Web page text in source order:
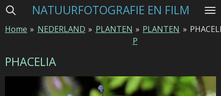
Ga
naar
hoofdinhoud
NATUURFOTOGRAFIE EN FILM
Home » NEDERLAND » PLANTEN » PLANTEN
P
»
PHACELIA